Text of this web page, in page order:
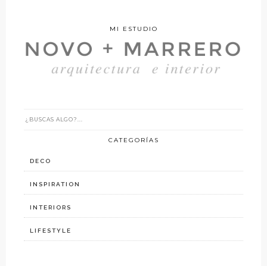
MI ESTUDIO
CATEGORÍAS
DECO
INSPIRATION
INTERIORS
LIFESTYLE